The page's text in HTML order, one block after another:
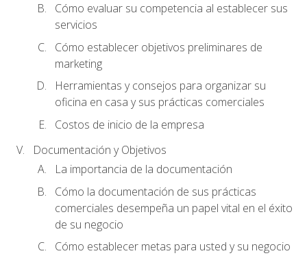
Cómo evaluar su competencia al establecer sus
servicios
Cómo establecer objetivos preliminares de
marketing
Herramientas y consejos para organizar su
oficina en casa y sus prácticas comerciales
Costos de inicio de la empresa
Documentación y Objetivos
La importancia de la documentación
Cómo la documentación de sus prácticas
comerciales desempeña un papel vital en el éxito
de su negocio
Cómo establecer metas para usted y su negocio